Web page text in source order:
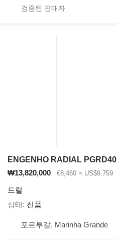
ENGENHO RADIAL PGRD40
₩13,820,000
€8,460 ≈ US$9,759
드릴
상태
신품
포르투갈, Marinha Grande